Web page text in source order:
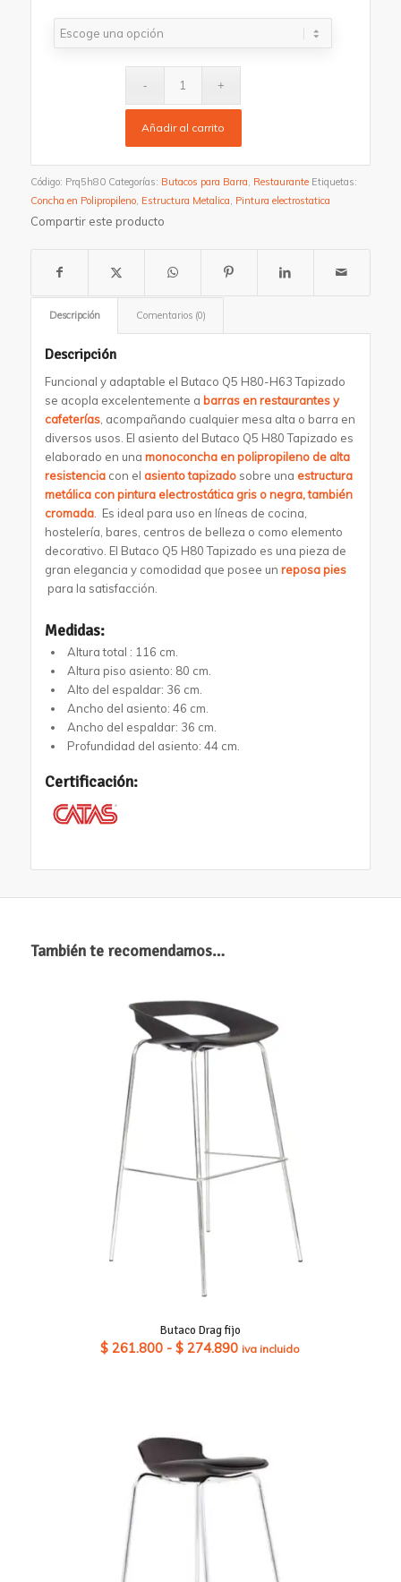
Añadir al carrito
Código: Prq5h80 Categorías: Butacos para Barra, Restaurante Etiquetas:
Concha en Polipropileno, Estructura Metalica, Pintura electrostatica
Compartir este producto
Descripción Comentarios (0)
Descripción
Funcional y adaptable el Butaco Q5 H80-H63 Tapizado
se acopla excelentemente a barras en restaurantes y
cafeterías, acompañando cualquier mesa alta o barra en
diversos usos. El asiento del Butaco Q5 H80 Tapizado es
elaborado en una monoconcha en polipropileno de alta
resistencia con el asiento tapizado sobre una estructura
metálica con pintura electrostática gris o negra, también
cromada. Es ideal para uso en líneas de cocina,
hostelería, bares, centros de belleza o como elemento
decorativo. El Butaco Q5 H80 Tapizado es una pieza de
gran elegancia y comodidad que posee un reposa pies
para la satisfacción.
Medidas:
Altura total : 116 cm.
Altura piso asiento: 80 cm.
Alto del espaldar: 36 cm.
Ancho del asiento: 46 cm.
Ancho del espaldar: 36 cm.
Profundidad del asiento: 44 cm.
Certificación:
También te recomendamos…
Butaco Drag fijo
$ 261.800 - $ 274.890Rango
hasta
$ 274.890
iva incluido